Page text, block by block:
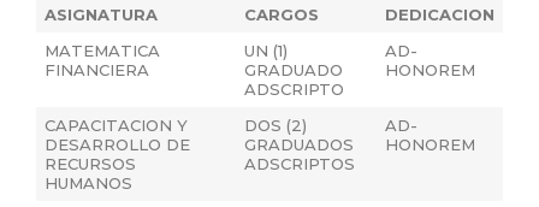
ASIGNATURA CARGOS
DEDICACION
MATEMATICA
FINANCIERA
UN (1)
GRADUADO
ADSCRIPTO
AD-
HONOREM
CAPACITACION Y
DESARROLLO DE
RECURSOS
HUMANOS
DOS (2)
GRADUADOS
ADSCRIPTOS
AD-
HONOREM